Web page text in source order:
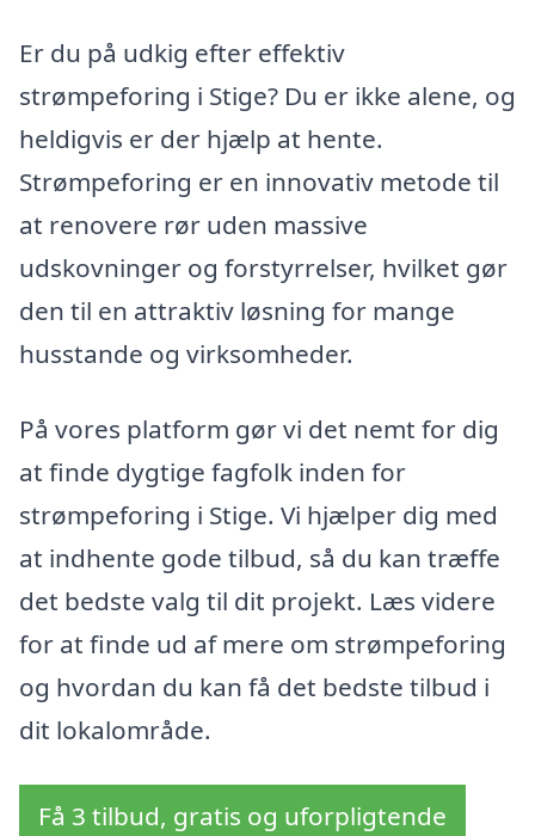
Er du på udkig efter effektiv
strømpeforing i Stige? Du er ikke alene, og
heldigvis er der hjælp at hente.
Strømpeforing er en innovativ metode til
at renovere rør uden massive
udskovninger og forstyrrelser, hvilket gør
den til en attraktiv løsning for mange
husstande og virksomheder.
På vores platform gør vi det nemt for dig
at finde dygtige fagfolk inden for
strømpeforing i Stige. Vi hjælper dig med
at indhente gode tilbud, så du kan træffe
det bedste valg til dit projekt. Læs videre
for at finde ud af mere om strømpeforing
og hvordan du kan få det bedste tilbud i
dit lokalområde.
Få 3 tilbud, gratis og uforpligtende